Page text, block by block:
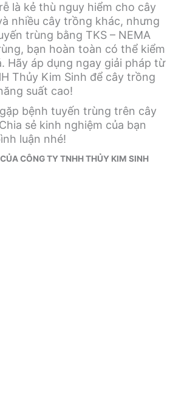
là kẻ thù nguy hiểm cho cây
nhiều cây trồng khác, nhưng
trùng bằng TKS – NEMA
bạn hoàn toàn có thể kiểm
Hãy áp dụng ngay giải pháp từ
Thủy Kim Sinh để cây trồng
suất cao!
bệnh tuyến trùng trên cây
sẻ kinh nghiệm của bạn
luận nhé!
CÔNG TY TNHH THỦY KIM SINH